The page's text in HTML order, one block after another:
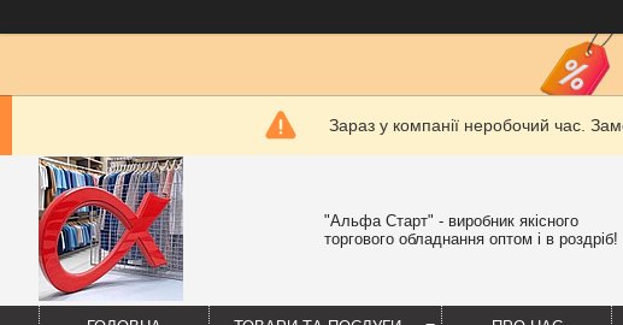
Зараз у компанії неробочий час.
"Альфа Старт" - виробник якісного
торгового обладнання оптом і в роздріб!